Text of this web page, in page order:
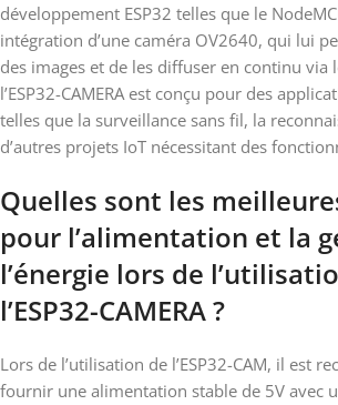
développement ESP32 telles que le
intégration d’une caméra OV2640, qui lui
des images et de les diffuser en continu via
l’ESP32-CAMERA est conçu pour des
telles que la surveillance sans fil, la
d’autres projets IoT nécessitant des
Quelles sont les
pour l’alimentation et la
l’énergie lors de
l’ESP32-CAMERA ?
Lors de l’utilisation de l’ESP32-CAM, il est
fournir une alimentation stable de 5V avec